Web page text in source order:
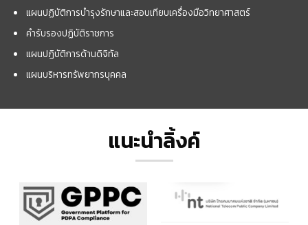
แผนปฏิบัติการบำรุงรักษาและสอบเทียบเครื่องมือวิทยาศาสตร์
คำรับรองปฏิบัติราชการ
แผนปฏิบัติการด้านดิจิทัล
แผนบริหารทรัพยากรบุคคล
แนะนำลิ้งค์